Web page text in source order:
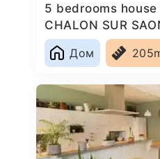
5 bedrooms
CHALON SUR
Дом